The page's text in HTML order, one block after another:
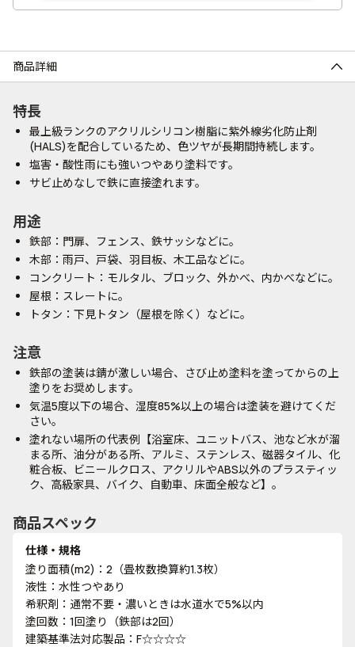
商品詳細
特長
最上級ランクのアクリルシリコン樹脂に紫外線劣化防止剤
(HALS)を配合しているため、色ツヤが長期間持続します。
塩害・酸性雨にも強いつやあり塗料です。
サビ止めなしで鉄に直接塗れます。
用途
鉄部：門扉、フェンス、鉄サッシなどに。
木部：雨戸、戸袋、羽目板、木工品などに。
コンクリート：モルタル、ブロック、外かべ、内かべなどに。
屋根：スレートに。
トタン：下見トタン（屋根を除く）などに。
注意
鉄部の塗装は錆が激しい場合、さび止め塗料を塗ってからの上
塗りをお奨めします。
気温5度以下の場合、湿度85%以上の場合は塗装を避けてくだ
さい。
塗れない場所の代表例【浴室床、ユニットバス、池など水が溜
まる所、油分がある所、アルミ、ステンレス、磁器タイル、化
粧合板、ビニールクロス、アクリルやABS以外のプラスティッ
ク、高級家具、バイク、自動車、床面全般など】。
商品スペック
仕様・規格
塗り面積(m2)：2（畳枚数換算約1.3枚）
液性：水性つやあり
希釈剤：通常不要・濃いときは水道水で5%以内
塗回数：1回塗り（鉄部は2回）
建築基準法対応製品：F☆☆☆☆